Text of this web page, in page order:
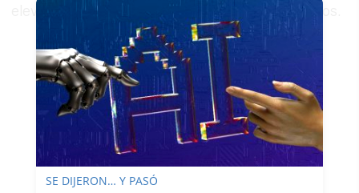
elevará finalmente hasta los 3,5 millones de euros.
SE DIJERON… Y PASÓ